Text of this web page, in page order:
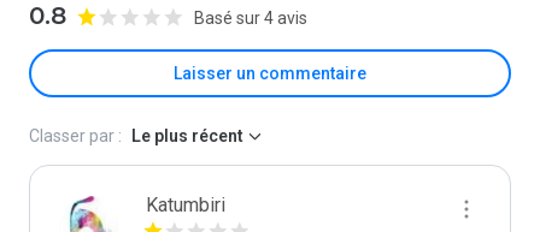
0.8 Basé sur 4 avis
Laisser un commentaire
Classer par : Le plus récent
Katumbiri